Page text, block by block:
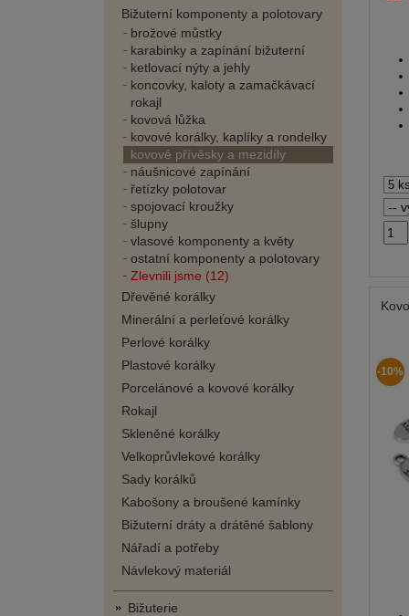
Bižuterní komponenty a polotovary
brožové můstky
karabinky a zapínání bižuterní
ketlovací nýty a jehly
koncovky, kaloty a zamačkávací
rokajl
kovová lůžka
kovové korálky, kaplíky a rondelky
kovové přívěsky a mezidíly
náušnicové zapínání
řetízky polotovar
spojovací kroužky
šlupny
vlasové komponenty a květy
ostatní komponenty a polotovary
Zlevnili jsme (12)
Dřevěné korálky
Minerální a perleťové korálky
Perlové korálky
Plastové korálky
Porcelánové a kovové korálky
Rokajl
Skleněné korálky
Velkoprůvlekové korálky
Sady korálků
Kabošony a broušené kamínky
Bižuterní dráty a drátěné šablony
Nářadí a potřeby
Návlekový materiál
Bižuterie
-10%